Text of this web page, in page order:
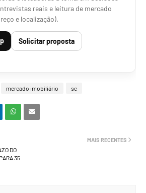
reais e leitura de mercado
e localização).
Solicitar proposta
mercado imobiliário sc
MAIS RECENTES
DO
35